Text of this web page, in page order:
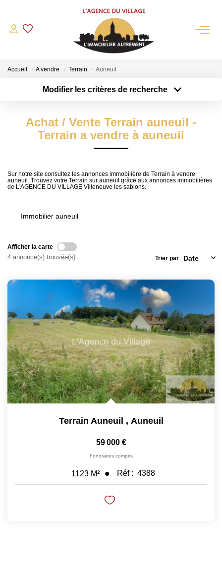
QUI SOMMES-NOUS?
L'agence
Notre Équipe
Nos Partenaires
NOS ACTUALITÉS
ACHETER
Immeubles
Fonds De Commerce
Acheter
VENTES INTERACTIVES
VENDRE
NOS CLIENTS
Avis Clients
Accueil A vendre Terrain Auneuil
Modifier les critères de recherche
Sélectionnez...
Type de bien
Surface min
Créer une alerte
Achat / Vente Terrain auneuil -
Terrain a vendre à auneuil
Sur notre site consultez les annonces immobilière de Terrain à vendre
auneuil. Trouvez votre Terrain sur auneuil grâce aux annonces immobilières
de L'AGENCE DU VILLAGE Villeneuve les sablons.
Immobilier auneuil
Afficher la carte
4 annonce(s) trouvée(s) Trier par
Terrain Auneuil , Auneuil
59 000 €
honoraires compris
1123 M² Réf : 4388